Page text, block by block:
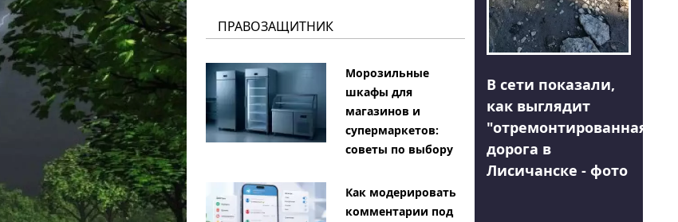
ПРАВОЗАЩИТНИК
Морозильные
шкафы для
магазинов и
супермаркетов:
советы по выбору
Как модерировать
комментарии под
В сети показали,
как выглядит
"отремонтированная"
дорога в
Лисичанске - фото